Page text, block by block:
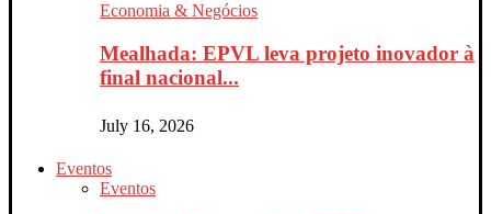
Economia & Negócios
Mealhada: EPVL leva projeto inovador à
final nacional...
July 16, 2026
Eventos
Eventos